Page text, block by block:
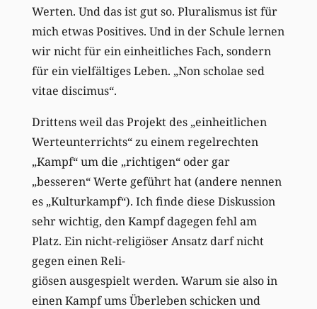
Werten. Und das ist gut so. Pluralismus ist für
mich etwas Positives. Und in der Schule lernen
wir nicht für ein einheitliches Fach, sondern
für ein vielfältiges Leben. „Non scholae sed
vitae discimus“.
Drittens weil das Projekt des „einheitlichen
Werteunterrichts“ zu einem regelrechten
„Kampf“ um die „richtigen“ oder gar
„besseren“ Werte geführt hat (andere nennen
es „Kulturkampf“). Ich finde diese Diskussion
sehr wichtig, den Kampf dagegen fehl am
Platz. Ein nicht-religiöser Ansatz darf nicht
gegen einen Reli-
giösen ausgespielt werden. Warum sie also in
einen Kampf ums Überleben schicken und